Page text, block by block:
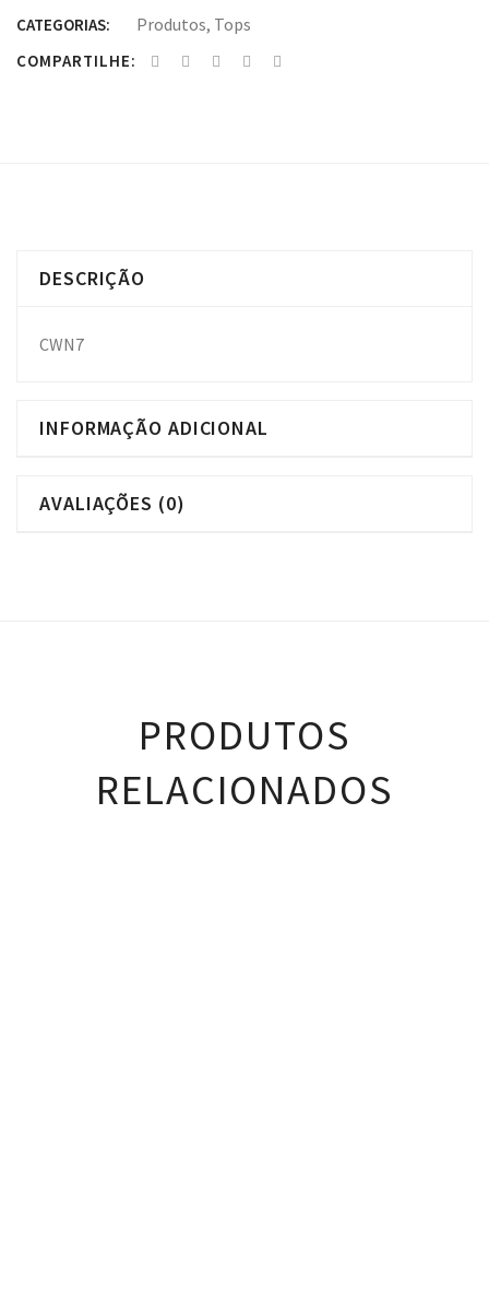
CATEGORIAS: Produtos, Tops
COMPARTILHE:
DESCRIÇÃO
CWN7
INFORMAÇÃO ADICIONAL
AVALIAÇÕES (0)
PRODUTOS
RELACIONADOS